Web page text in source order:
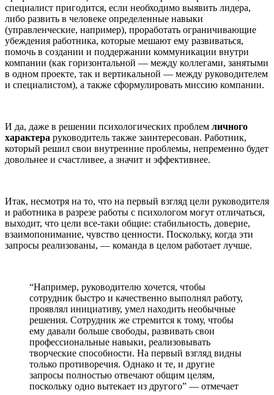
специалист пригодится, если необходимо выявить лидера,
либо развить в человеке определенные навыки
(управленческие, например), проработать ограничивающие
убеждения работника, которые мешают ему развиваться,
помочь в создании и поддержании коммуникации внутри
компании (как горизонтальной — между коллегами, занятыми
в одном проекте, так и вертикальной — между руководителем
и специалистом), а также сформулировать миссию компании.
И да, даже в решении психологических проблем личного
характера руководитель также заинтересован. Работник,
который решил свои внутренние проблемы, непременно будет
довольнее и счастливее, а значит и эффективнее.
Итак, несмотря на то, что на первый взгляд цели руководителя
и работника в разрезе работы с психологом могут отличаться,
выходит, что цели все-таки общие: стабильность, доверие,
взаимопонимание, чувство ценности. Поскольку, когда эти
запросы реализованы, — команда в целом работает лучше.
“Например, руководителю хочется, чтобы
сотрудник быстро и качественно выполнял работу,
проявлял инициативу, умел находить необычные
решения. Сотрудник же стремится к тому, чтобы
ему давали больше свободы, развивать свои
профессиональные навыки, реализовывать
творческие способности. На первый взгляд видны
только противоречия. Однако и те, и другие
запросы полностью отвечают общим целям,
поскольку одно вытекает из другого” — отмечает